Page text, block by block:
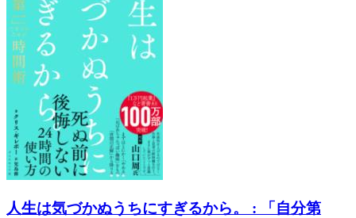
人生は気づかぬうちにすぎるから。 : 「自分第